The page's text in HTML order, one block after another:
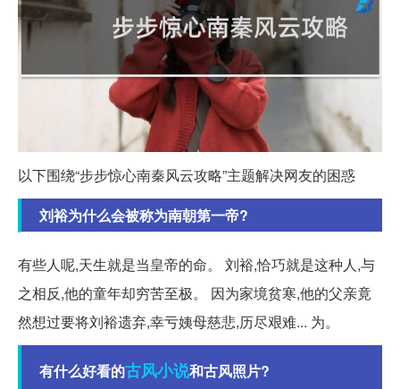
以下围绕“步步惊心南秦风云攻略”主题解决网友的困惑
刘裕为什么会被称为南朝第一帝?
有些人呢,天生就是当皇帝的命。 刘裕,恰巧就是这种人,与
之相反,他的童年却穷苦至极。 因为家境贫寒,他的父亲竟
然想过要将刘裕遗弃,幸亏姨母慈悲,历尽艰难... 为。
有什么好看的古风小说和古风照片?